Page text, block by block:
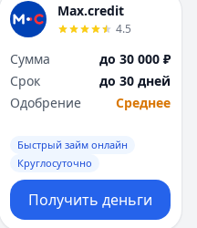
Max.credit
4.5
Сумма
до 30 000 ₽
Срок
до 30 дней
Одобрение
Среднее
Быстрый займ онлайн
Круглосуточно
Получить деньги